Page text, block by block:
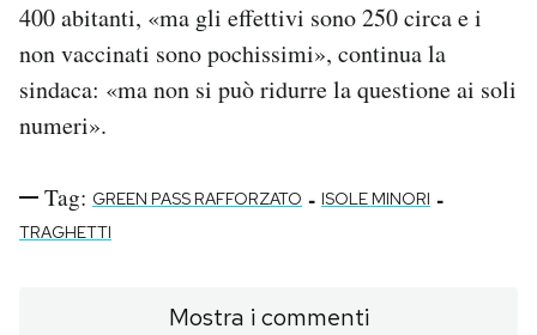
400 abitanti, «ma gli effettivi sono 250 circa e i
non vaccinati sono pochissimi», continua la
sindaca: «ma non si può ridurre la questione ai soli
numeri».
Tag: GREEN PASS RAFFORZATO - ISOLE MINORI -
TRAGHETTI
Mostra i commenti